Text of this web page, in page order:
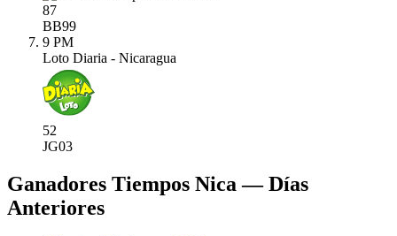
87
BB99
9 PM
Loto Diaria - Nicaragua
52
JG03
Ganadores Tiempos Nica — Días
Anteriores